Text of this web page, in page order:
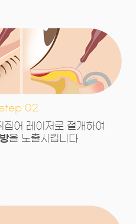
02
집어 레이저로 절개하여
을 노출시킵니다